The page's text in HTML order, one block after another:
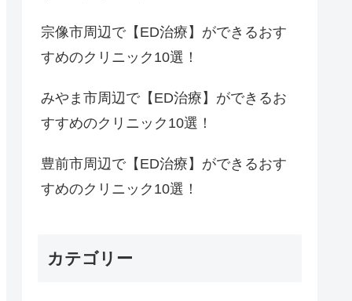
宗像市周辺で【ED治療】ができるおす
すめのクリニック10選！
みやま市周辺で【ED治療】ができるお
すすめのクリニック10選！
豊前市周辺で【ED治療】ができるおす
すめのクリニック10選！
カテゴリー